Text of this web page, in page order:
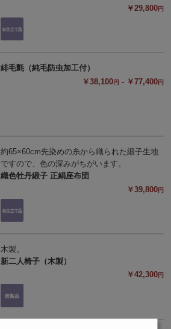
￥29,800円
緋毛氈（純毛防虫加工付）
￥38,100円 - ￥77,400円
約65×60cm先染めの糸から織られた緞子生地
ですので、色の深みがちがいます。
織色牡丹緞子 正絹座布団
￥39,800円
木製。
新二人椅子（木製）
￥42,300円